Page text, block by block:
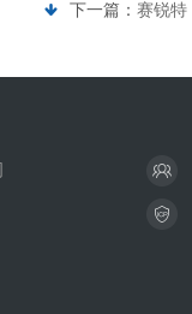
下一篇： 赛锐特